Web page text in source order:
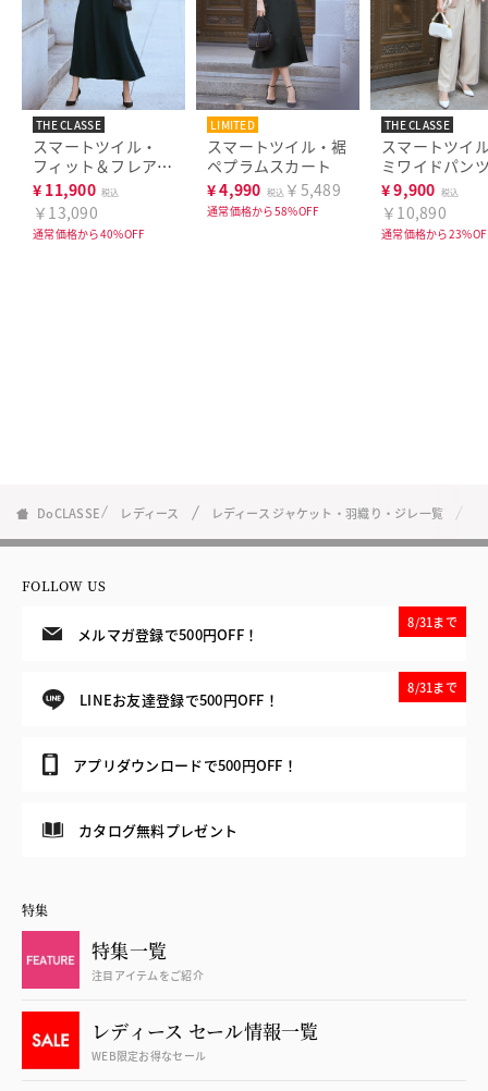
THE CLASSE
スマートツイル・
フィット＆フレアワ
ンピース
¥ 11,900 税込
￥13,090
通常価格から40%OFF
LIMITED
THE CLASSE
スマートツイル・裾
ペプラムスカート
¥4,990 税込 ￥5,489
通常価格から58%OFF
THE CLASSE
スマートツイ
ミワイドパン
¥9,900 税込
￥10,890
通常価格から
DoCLASSE レディース レディース ジャケット・羽織り・ジレ一覧
FOLLOW US
メルマガ登録で500円OFF！
8/31まで
LINEお友達登録で500円OFF！
8/31まで
アプリダウンロードで500円OFF！
カタログ無料プレゼント
特集
特集一覧
注目アイテムをご紹介
レディース セール情報一覧
WEB限定お得なセール